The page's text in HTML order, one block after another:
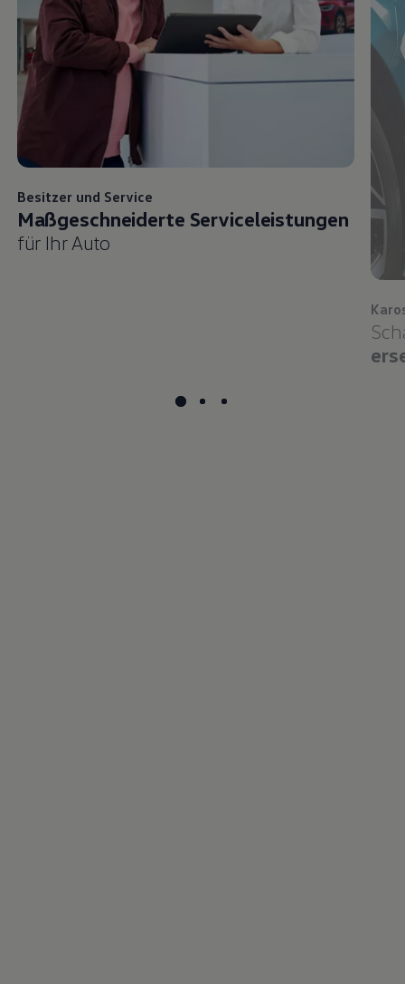
Besitzer und Service
Maßgeschneiderte Serviceleistungen
für Ihr Auto